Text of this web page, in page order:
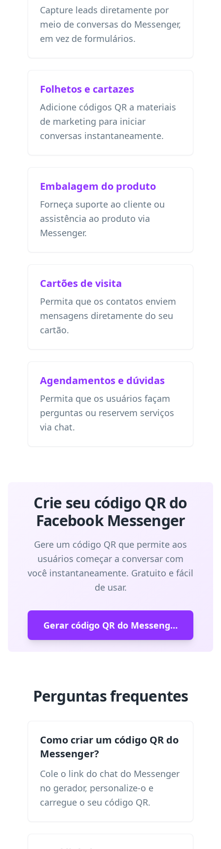
Capture leads diretamente por
meio de conversas do Messenger,
em vez de formulários.
Folhetos e cartazes
Adicione códigos QR a materiais
de marketing para iniciar
conversas instantaneamente.
Embalagem do produto
Forneça suporte ao cliente ou
assistência ao produto via
Messenger.
Cartões de visita
Permita que os contatos enviem
mensagens diretamente do seu
cartão.
Agendamentos e dúvidas
Permita que os usuários façam
perguntas ou reservem serviços
via chat.
Crie seu código QR do
Facebook Messenger
Gere um código QR que permite aos
usuários começar a conversar com
você instantaneamente. Gratuito e fácil
de usar.
Gerar código QR do Messenger
Perguntas frequentes
Como criar um código QR do
Messenger?
Cole o link do chat do Messenger
no gerador, personalize-o e
carregue o seu código QR.